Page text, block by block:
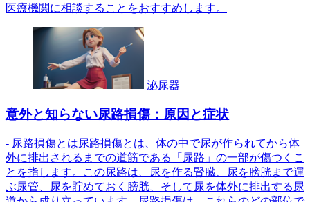
医療機関に相談することをおすすめします。
泌尿器
意外と知らない尿路損傷：原因と症状
- 尿路損傷とは尿路損傷とは、体の中で尿が作られてから体
外に排出されるまでの道筋である「尿路」の一部が傷つくこ
とを指します。この尿路は、尿を作る腎臓、尿を膀胱まで運
ぶ尿管、尿を貯めておく膀胱、そして尿を体外に排出する尿